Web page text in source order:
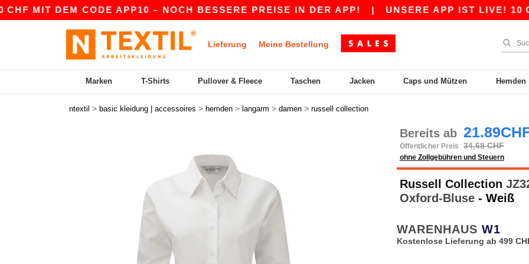
CODE APP10 – NOCH BESSERE PREISE IN DER APP!|UNSERE APP IST LIVE! 10 CHF
Lieferung Meine Bestellung
Marken T-Shirts Pullover & Fleece Taschen Jacken Caps und Mützen Hemden
ntextil > basic kleidung | accessoires > hemden > langarm > damen > russell collection
Bereits ab
Öffentlicher Preis 34,68 CHF
ohne Zollgebühren und Steuern
Russell Collection
Oxford-Bluse - Weiß
WARENHAUS W1
Kostenlose Lieferung ab 499